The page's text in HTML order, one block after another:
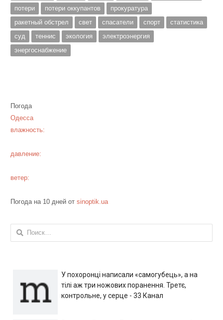
потери
потери оккупантов
прокуратура
ракетный обстрел
свет спасатели спорт
статистика
суд
теннис экология
электроэнергия
энергоснабжение
Погода
Одесса
влажность:
давление:
ветер:
Погода на 10 дней от sinoptik.ua
Найти:
У похоронці написали «самогубець», а на
тілі аж три ножових поранення. Третє,
контрольне, у серце - 33 Канал